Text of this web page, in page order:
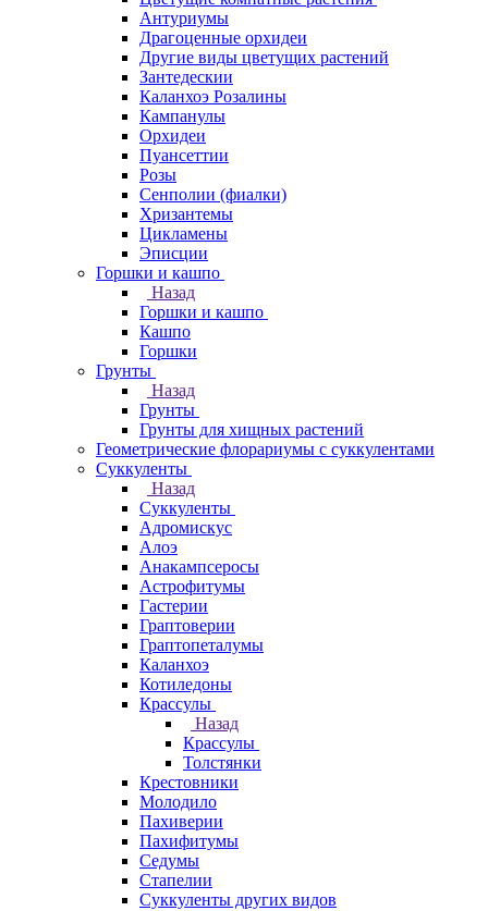
Антуриумы
Драгоценные орхидеи
Другие виды цветущих растений
Зантедескии
Каланхоэ Розалины
Кампанулы
Орхидеи
Пуансеттии
Розы
Сенполии (фиалки)
Хризантемы
Цикламены
Эписции
Горшки и кашпо
Назад
Горшки и кашпо
Кашпо
Горшки
Грунты
Назад
Грунты
Грунты для хищных растений
Геометрические флорариумы с суккулентами
Суккуленты
Назад
Суккуленты
Адромискус
Алоэ
Анакампсеросы
Астрофитумы
Гастерии
Граптоверии
Граптопеталумы
Каланхоэ
Котиледоны
Крассулы
Назад
Крассулы
Толстянки
Крестовники
Молодило
Пахиверии
Пахифитумы
Седумы
Стапелии
Суккуленты других видов